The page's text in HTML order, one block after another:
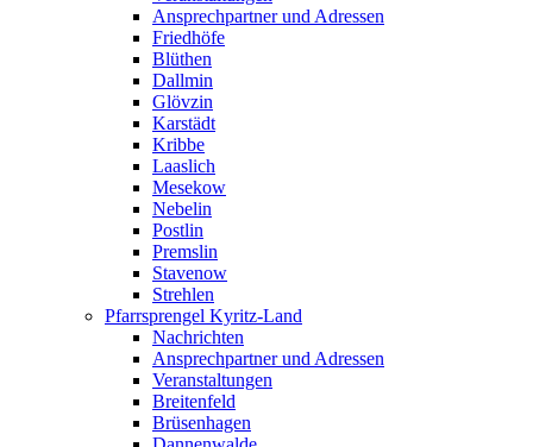
Ansprechpartner und Adressen
Friedhöfe
Blüthen
Dallmin
Glövzin
Karstädt
Kribbe
Laaslich
Mesekow
Nebelin
Postlin
Premslin
Stavenow
Strehlen
Pfarrsprengel Kyritz-Land
Nachrichten
Ansprechpartner und Adressen
Veranstaltungen
Breitenfeld
Brüsenhagen